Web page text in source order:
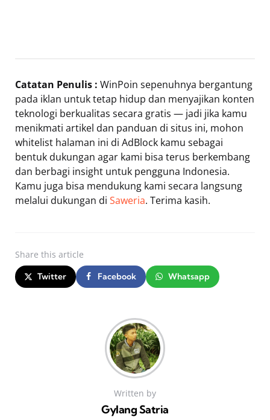
Catatan Penulis : WinPoin sepenuhnya bergantung
pada iklan untuk tetap hidup dan menyajikan konten
teknologi berkualitas secara gratis — jadi jika kamu
menikmati artikel dan panduan di situs ini, mohon
whitelist halaman ini di AdBlock kamu sebagai
bentuk dukungan agar kami bisa terus berkembang
dan berbagi insight untuk pengguna Indonesia.
Kamu juga bisa mendukung kami secara langsung
melalui dukungan di Saweria. Terima kasih.
Share this article
Twitter Facebook Whatsapp
Written by
Gylang Satria